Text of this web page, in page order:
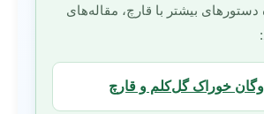
بیشتر با قارچ، مقاله‌های
خوراک گل‌کلم و قارچ